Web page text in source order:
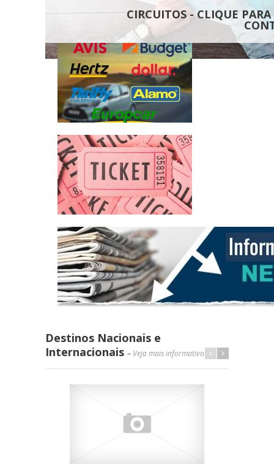
CIRCUITOS - CLIQUE
Destinos Nacionais e
Internacionais – Veja mais informativos »